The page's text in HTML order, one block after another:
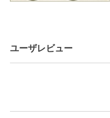
ユーザレビュー